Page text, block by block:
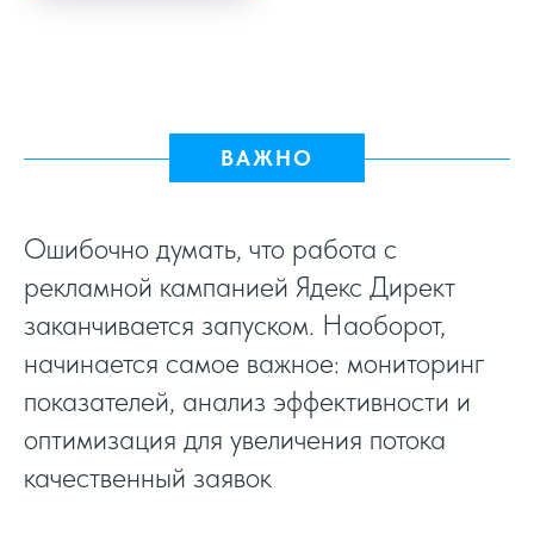
ВАЖНО
Ошибочно думать, что работа с
рекламной кампанией Ядекс Директ
заканчивается запуском. Наоборот,
начинается самое важное: мониторинг
показателей, анализ эффективности и
оптимизация для увеличения потока
качественный заявок